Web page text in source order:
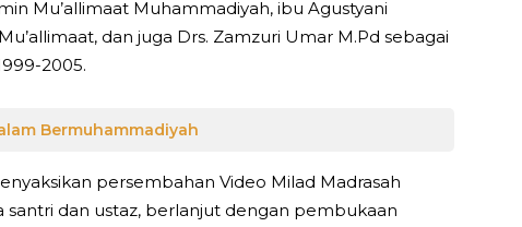
Mu’allimaat Muhammadiyah, ibu Agustyani
dan juga Drs. Zamzuri Umar M.Pd sebagai
2005.
Bermuhammadiyah
persembahan Video Milad Madrasah
santri dan ustaz, berlanjut dengan pembukaan